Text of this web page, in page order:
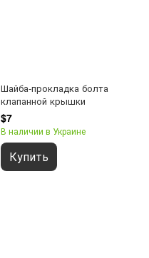
Шайба-прокладка болта
клапанной крышки
$7
В наличии в Украине
Купить